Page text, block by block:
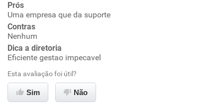
Ambiente de trabalho
Conciliação com a vida familiar
Recomenda esta empresa
Prós
Uma empresa que da suporte
Contras
Nenhum
Dica a diretoria
Eficiente gestao impecavel
Esta avaliação foi útil?
Sim Não